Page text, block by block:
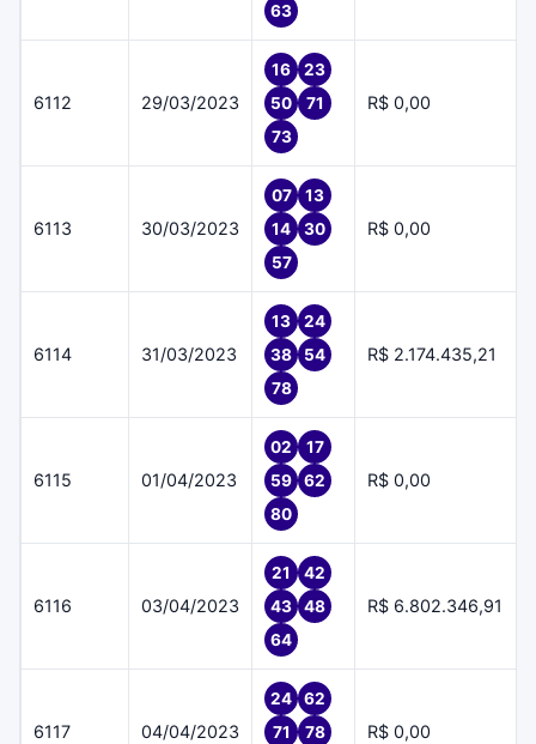
63
6112 29/03/2023
16
23
50
71
73
R$ 0,00
6113 30/03/2023
07
13
14
30
57
R$ 0,00
6114 31/03/2023
13
24
38
54
78
R$ 2.174.435,21
6115 01/04/2023
02
17
59
62
80
R$ 0,00
6116 03/04/2023
21
42
43
48
64
R$ 6.802.346,91
6117 04/04/2023
24
62
71
78
R$ 0,00